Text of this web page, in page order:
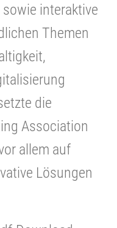
interaktive
Themen
die
Association
allem auf
Lösungen